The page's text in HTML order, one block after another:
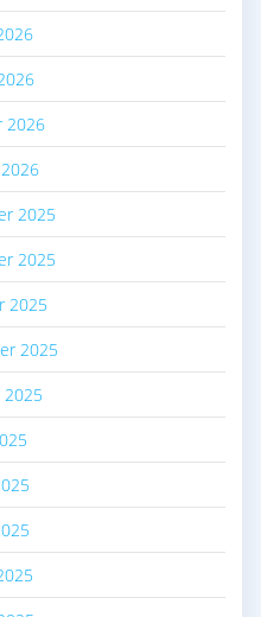
2026
2026
2025
2025
2025
2025
2025